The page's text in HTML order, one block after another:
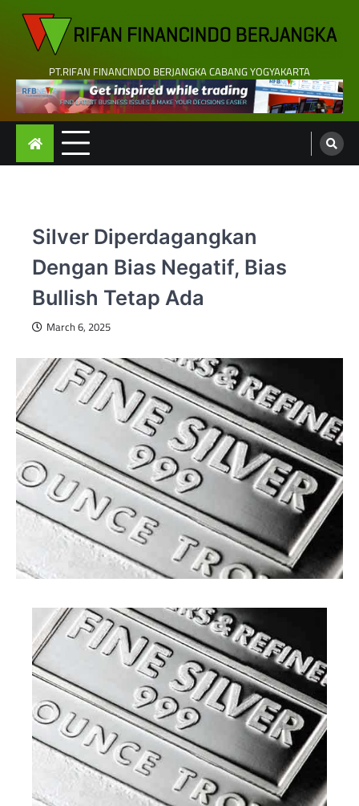
content
PT.RIFAN FINANCINDO BERJANGKA CABANG YOGYAKARTA
Silver Diperdagangkan
Dengan Bias Negatif, Bias
Bullish Tetap Ada
March 6, 2025